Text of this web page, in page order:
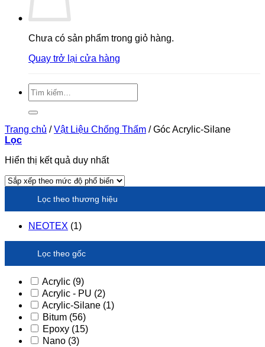
Chưa có sản phẩm trong giỏ hàng.
Quay trở lại cửa hàng
Tìm
kiếm:
Trang chủ / Vật Liệu Chống Thấm /Góc Acrylic-Silane
Lọc
Hiển thị kết quả duy nhất
Lọc theo thương hiệu
NEOTEX (1)
Lọc theo gốc
Acrylic (9)
Acrylic - PU (2)
Acrylic-Silane (1)
Bitum (56)
Epoxy (15)
Nano (3)